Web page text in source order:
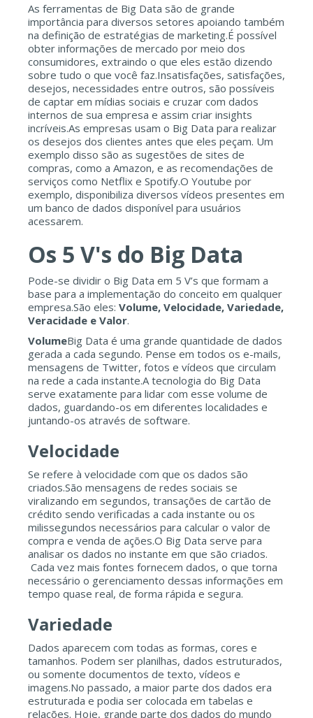
As ferramentas de Big Data são de grande
importância para diversos setores apoiando também
na definição de estratégias de marketing.É possível
obter informações de mercado por meio dos
consumidores, extraindo o que eles estão dizendo
sobre tudo o que você faz.Insatisfações, satisfações,
desejos, necessidades entre outros, são possíveis
de captar em mídias sociais e cruzar com dados
internos de sua empresa e assim criar insights
incríveis.As empresas usam o Big Data para realizar
os desejos dos clientes antes que eles peçam. Um
exemplo disso são as sugestões de sites de
compras, como a Amazon, e as recomendações de
serviços como Netflix e Spotify.O Youtube por
exemplo, disponibiliza diversos vídeos presentes em
um banco de dados disponível para usuários
acessarem.
Os 5 V's do Big Data
Pode-se dividir o Big Data em 5 V’s que formam a
base para a implementação do conceito em qualquer
empresa.São eles: Volume, Velocidade, Variedade,
Veracidade e Valor.
VolumeBig Data é uma grande quantidade de dados
gerada a cada segundo. Pense em todos os e-mails,
mensagens de Twitter, fotos e vídeos que circulam
na rede a cada instante.A tecnologia do Big Data
serve exatamente para lidar com esse volume de
dados, guardando-os em diferentes localidades e
juntando-os através de software.
Velocidade
Se refere à velocidade com que os dados são
criados.São mensagens de redes sociais se
viralizando em segundos, transações de cartão de
crédito sendo verificadas a cada instante ou os
milissegundos necessários para calcular o valor de
compra e venda de ações.O Big Data serve para
analisar os dados no instante em que são criados.
Cada vez mais fontes fornecem dados, o que torna
necessário o gerenciamento dessas informações em
tempo quase real, de forma rápida e segura.
Variedade
Dados aparecem com todas as formas, cores e
tamanhos. Podem ser planilhas, dados estruturados,
ou somente documentos de texto, vídeos e
imagens.No passado, a maior parte dos dados era
estruturada e podia ser colocada em tabelas e
relações. Hoje, grande parte dos dados do mundo